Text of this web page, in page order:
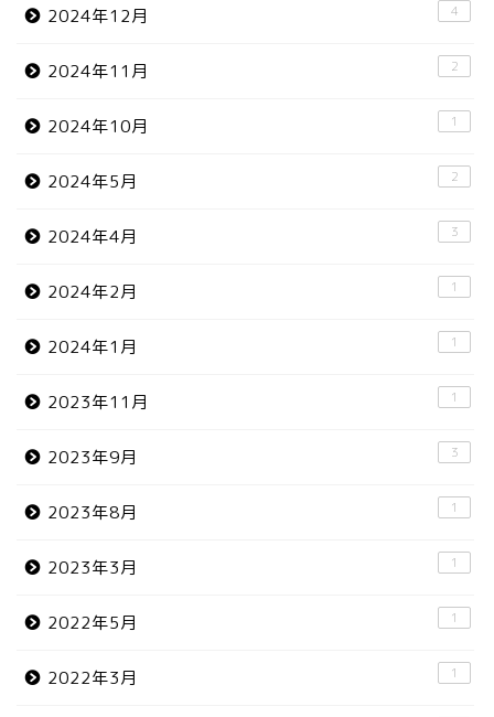
2024年12月 4
2024年11月 2
2024年10月 1
2024年5月 2
2024年4月 3
2024年2月 1
2024年1月 1
2023年11月 1
2023年9月 3
2023年8月 1
2023年3月 1
2022年5月 1
2022年3月 1